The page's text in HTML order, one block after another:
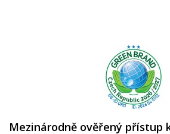
Mezinárodně ověřený přístup